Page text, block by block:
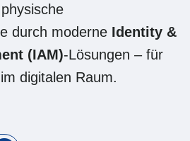
durch moderne Identity &
(IAM)-Lösungen – für
digitalen Raum.